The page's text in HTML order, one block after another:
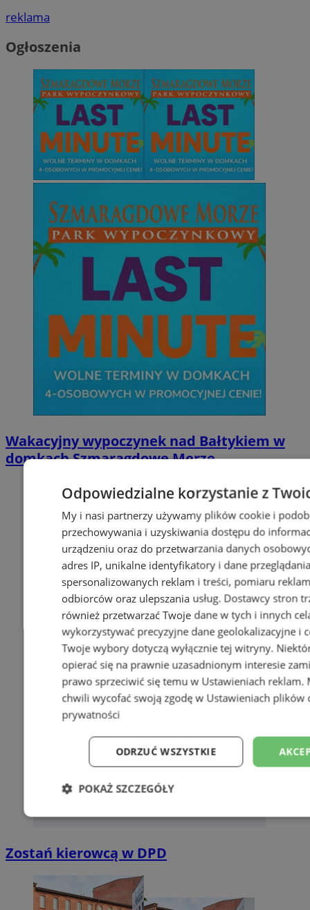
reklama
Ogłoszenia
Wakacyjny wypoczynek nad Bałtykiem w
domkach Szmaragdowe Morze
Zostań kierowcą w DPD
Odpowiedzialne korzystanie z
My i nasi partnerzy używamy plików cookie i
przechowywania i uzyskiwania dostępu do
urządzeniu oraz do przetwarzania danych
adres IP, unikalne identyfikatory i dane
spersonalizowanych reklam i treści, pomiaru
odbiorców oraz ulepszania usług. Dostawcy stron
również przetwarzać Twoje dane w tych i innych
wykorzystywać precyzyjne dane geolokalizacyjne i
Twoje wybory dotyczą wyłącznie tej witryny.
opierać się na prawnie uzasadnionym interesie
prawo sprzeciwić się temu w Ustawieniach reklam.
chwili wycofać swoją zgodę w Ustawieniach plików
prywatności
ODRZUĆ WSZYSTKIE
POKAŻ SZCZEGÓŁY
Niezbędne Wydajność